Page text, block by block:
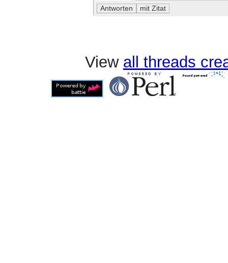
View all threads